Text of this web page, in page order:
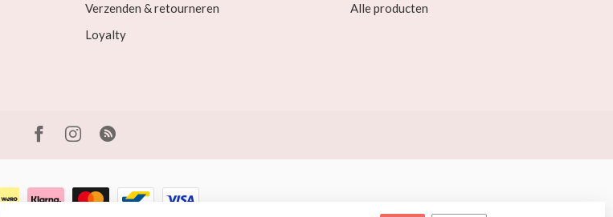
Verzenden & retourneren
Loyalty
Alle producten